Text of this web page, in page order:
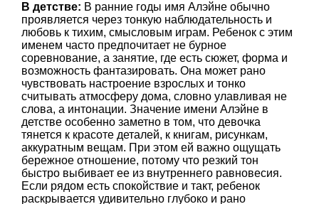
В детстве: В ранние годы имя Алэйне обычно
проявляется через тонкую наблюдательность и
любовь к тихим, смысловым играм. Ребенок с этим
именем часто предпочитает не бурное
соревнование, а занятие, где есть сюжет, форма и
возможность фантазировать. Она может рано
чувствовать настроение взрослых и тонко
считывать атмосферу дома, словно улавливая не
слова, а интонации. Значение имени Алэйне в
детстве особенно заметно в том, что девочка
тянется к красоте деталей, к книгам, рисункам,
аккуратным вещам. При этом ей важно ощущать
бережное отношение, потому что резкий тон
быстро выбивает ее из внутреннего равновесия.
Если рядом есть спокойствие и такт, ребенок
раскрывается удивительно глубоко и рано